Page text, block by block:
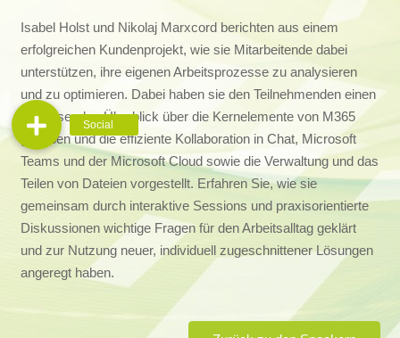
Isabel Holst und Nikolaj Marxcord berichten aus einem
erfolgreichen Kundenprojekt, wie sie Mitarbeitende dabei
unterstützen, ihre eigenen Arbeitsprozesse zu analysieren
und zu optimieren. Dabei haben sie den Teilnehmenden einen
umfassenden Überblick über die Kernelemente von M365
gegeben und die effiziente Kollaboration in Chat, Microsoft
Teams und der Microsoft Cloud sowie die Verwaltung und das
Teilen von Dateien vorgestellt. Erfahren Sie, wie sie
gemeinsam durch interaktive Sessions und praxisorientierte
Diskussionen wichtige Fragen für den Arbeitsalltag geklärt
und zur Nutzung neuer, individuell zugeschnittener Lösungen
angeregt haben.